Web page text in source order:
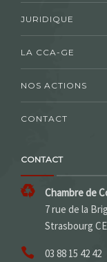
JURIDIQUE
LA CCA-GE
NOS ACTIONS
CONTACT
CONTACT
Chambre de
7 rue de la
Strasbourg
03 88 15 42 42